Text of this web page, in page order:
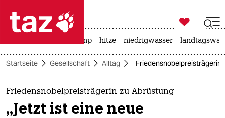
 taz zahl ich
taz zahl ich
themen
politik

taz zahl ich
usa unter trump hitze niedrigwasser
Startseite Gesellschaft Alltag Friedensnobelpreisträgerin
Friedensnobelpreisträgerin zu Abrüstung
„Jetzt ist eine neue